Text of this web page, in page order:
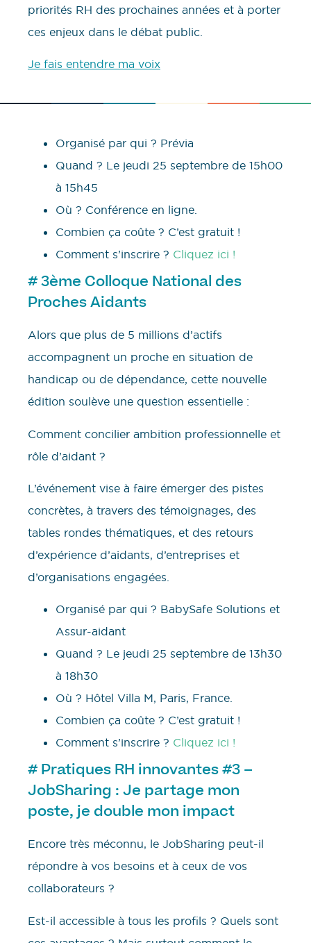
priorités RH des prochaines années et à porter
ces enjeux dans le débat public.
Je fais entendre ma voix
Organisé par qui ? Prévia
Quand ? Le jeudi 25 septembre de 15h00
à 15h45
Où ? Conférence en ligne.
Combien ça coûte ? C’est gratuit !
Comment s’inscrire ? Cliquez ici !
# 3ème Colloque National des
Proches Aidants
Alors que plus de 5 millions d’actifs
accompagnent un proche en situation de
handicap ou de dépendance, cette nouvelle
édition soulève une question essentielle :
Comment concilier ambition professionnelle et
rôle d’aidant ?
L’événement vise à faire émerger des pistes
concrètes, à travers des témoignages, des
tables rondes thématiques, et des retours
d’expérience d’aidants, d’entreprises et
d’organisations engagées.
Organisé par qui ? BabySafe Solutions et
Assur-aidant
Quand ? Le jeudi 25 septembre de 13h30
à 18h30
Où ? Hôtel Villa M, Paris, France.
Combien ça coûte ? C’est gratuit !
Comment s’inscrire ? Cliquez ici !
# Pratiques RH innovantes #3 –
JobSharing : Je partage mon
poste, je double mon impact
Encore très méconnu, le JobSharing peut-il
répondre à vos besoins et à ceux de vos
collaborateurs ?
Est-il accessible à tous les profils ? Quels sont